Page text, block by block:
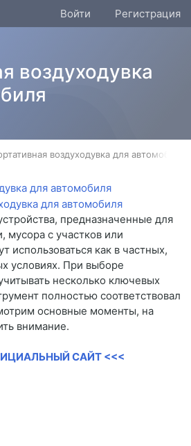
Войти Регистрация
воздуходувка
воздуходувка для автомобиля
для автомобиля
предназначенные для
мусора с участков или
использоваться как в частных,
условиях. При выборе
несколько ключевых
полностью соответствовал
основные моменты, на
внимание.
САЙТ <<<